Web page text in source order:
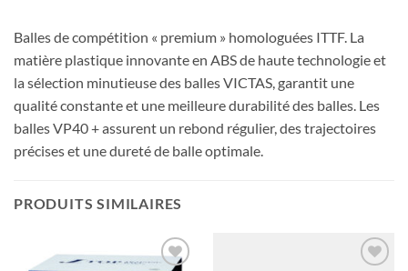
Balles de compétition « premium » homologuées ITTF. La
matière plastique innovante en ABS de haute technologie et
la sélection minutieuse des balles VICTAS, garantit une
qualité constante et une meilleure durabilité des balles. Les
balles VP40 + assurent un rebond régulier, des trajectoires
précises et une dureté de balle optimale.
PRODUITS SIMILAIRES